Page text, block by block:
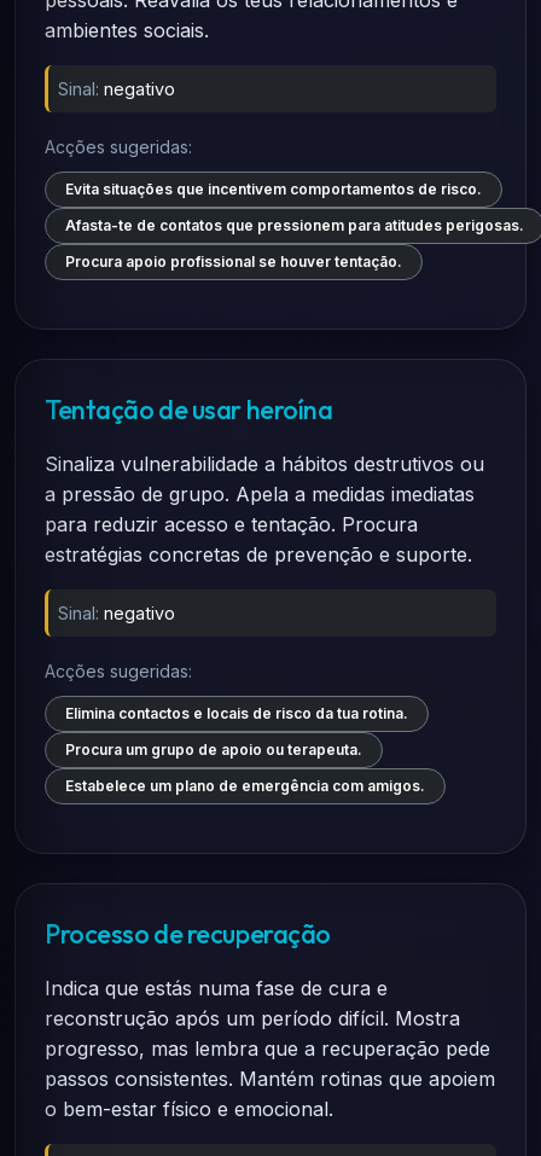
ambientes sociais.
Sinal: negativo
Acções sugeridas:
Evita situações que incentivem comportamentos de risco.
Afasta-te de contatos que pressionem para atitudes perigosas.
Procura apoio profissional se houver tentação.
Tentação de usar heroína
Sinaliza vulnerabilidade a hábitos destrutivos ou
a pressão de grupo. Apela a medidas imediatas
para reduzir acesso e tentação. Procura
estratégias concretas de prevenção e suporte.
Sinal: negativo
Acções sugeridas:
Elimina contactos e locais de risco da tua rotina.
Procura um grupo de apoio ou terapeuta.
Estabelece um plano de emergência com amigos.
Processo de recuperação
Indica que estás numa fase de cura e
reconstrução após um período difícil. Mostra
progresso, mas lembra que a recuperação pede
passos consistentes. Mantém rotinas que apoiem
o bem-estar físico e emocional.